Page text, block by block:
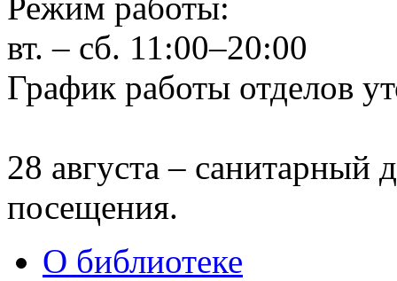
вт. – сб. 11:00–20:00
График работы отделов
28 августа – санитарный
посещения.
О библиотеке